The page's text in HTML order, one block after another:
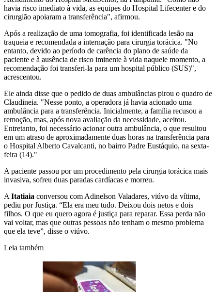
havia risco imediato à vida, as equipes do Hospital Lifecenter e do
cirurgião apoiaram a transferência", afirmou.
Após a realização de uma tomografia, foi identificada lesão na
traqueia e recomendada a internação para cirurgia torácica. "No
entanto, devido ao período de carência do plano de saúde da
paciente e à ausência de risco iminente à vida naquele momento, a
recomendação foi transferi-la para um hospital público (SUS)",
acrescentou.
Ele ainda disse que o pedido de duas ambulâncias pirou o quadro de
Claudineia. "Nesse ponto, a operadora já havia acionado uma
ambulância para a transferência. Inicialmente, a família recusou a
remoção, mas, após nova avaliação da necessidade, aceitou.
Entretanto, foi necessário acionar outra ambulância, o que resultou
em um atraso de aproximadamente duas horas na transferência para
o Hospital Alberto Cavalcanti, no bairro Padre Eustáquio, na sexta-
feira (14)."
A paciente passou por um procedimento pela cirurgia torácica mais
invasiva, sofreu duas paradas cardíacas e morreu.
A Itatiaia conversou com Adinelson Valadares, viúvo da vítima,
pediu por Justiça. “Ela era meu tudo. Deixou dois netos e dois
filhos. O que eu quero agora é justiça para reparar. Essa perda não
vai voltar, mas que outras pessoas não tenham o mesmo problema
que ela teve”, disse o viúvo.
Leia também